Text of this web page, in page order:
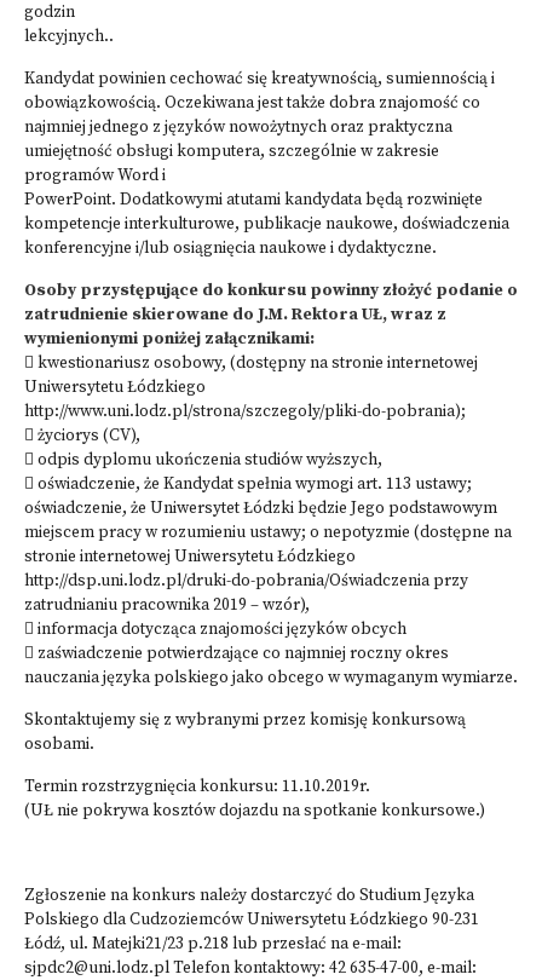
godzin
lekcyjnych..
Kandydat powinien cechować się kreatywnością, sumiennością i
obowiązkowością. Oczekiwana jest także dobra znajomość co
najmniej jednego z języków nowożytnych oraz praktyczna
umiejętność obsługi komputera, szczególnie w zakresie
programów Word i
PowerPoint. Dodatkowymi atutami kandydata będą rozwinięte
kompetencje interkulturowe, publikacje naukowe, doświadczenia
konferencyjne i/lub osiągnięcia naukowe i dydaktyczne.
Osoby przystępujące do konkursu powinny złożyć podanie o
zatrudnienie skierowane do J.M. Rektora UŁ, wraz z
wymienionymi poniżej załącznikami:
 kwestionariusz osobowy, (dostępny na stronie internetowej
Uniwersytetu Łódzkiego
http://www.uni.lodz.pl/strona/szczegoly/pliki-do-pobrania);
 życiorys (CV),
 odpis dyplomu ukończenia studiów wyższych,
 oświadczenie, że Kandydat spełnia wymogi art. 113 ustawy;
oświadczenie, że Uniwersytet Łódzki będzie Jego podstawowym
miejscem pracy w rozumieniu ustawy; o nepotyzmie (dostępne na
stronie internetowej Uniwersytetu Łódzkiego
http://dsp.uni.lodz.pl/druki-do-pobrania/Oświadczenia przy
zatrudnianiu pracownika 2019 – wzór),
 informacja dotycząca znajomości języków obcych
 zaświadczenie potwierdzające co najmniej roczny okres
nauczania języka polskiego jako obcego w wymaganym wymiarze.
Skontaktujemy się z wybranymi przez komisję konkursową
osobami.
Termin rozstrzygnięcia konkursu: 11.10.2019r.
(UŁ nie pokrywa kosztów dojazdu na spotkanie konkursowe.)
Zgłoszenie na konkurs należy dostarczyć do Studium Języka
Polskiego dla Cudzoziemców Uniwersytetu Łódzkiego 90-231
Łódź, ul. Matejki21/23 p.218 lub przesłać na e-mail:
sjpdc2@uni.lodz.pl Telefon kontaktowy: 42 635-47-00, e-mail: